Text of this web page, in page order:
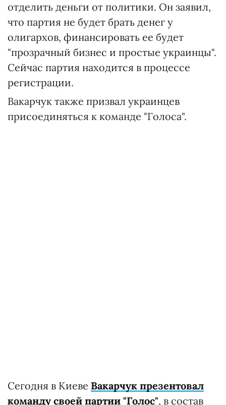
отделить деньги от политики. Он заявил,
что партия не будет брать денег у
олигархов, финансировать ее будет
"прозрачный бизнес и простые украинцы".
Сейчас партия находится в процессе
регистрации.
Вакарчук также призвал украинцев
присоединяться к команде "Голоса".
Сегодня в Киеве Вакарчук презентовал
команду своей партии "Голос", в состав